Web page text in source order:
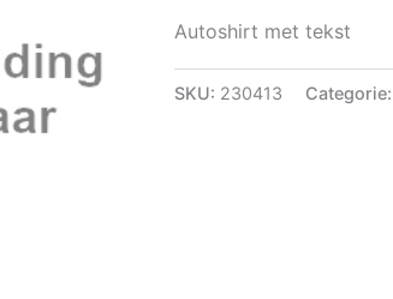
Autoshirt met tekst
SKU: 230413